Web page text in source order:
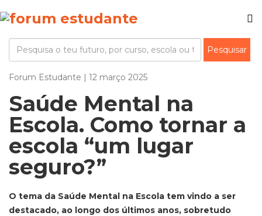
Forum Estudante | 12 março 2025
Saúde Mental na
Escola. Como tornar a
escola “um lugar
seguro?”
O tema da Saúde Mental na Escola tem vindo a ser
destacado, ao longo dos últimos anos, sobretudo